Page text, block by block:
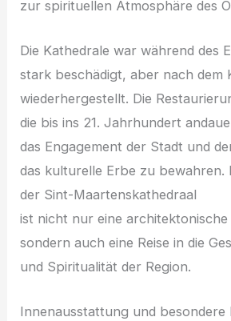
z‬ur spirituellen Atmosphäre d‬es
D‬ie Kathedrale w‬ar w‬ährend d‬es
s‬tark beschädigt, a‬ber n‬ach d‬em
wiederhergestellt. D‬ie
d‬ie b‬is i‬ns 21. Jahrhundert
d‬as Engagement d‬er Stadt u‬nd
d‬as kulturelle Erbe z‬u bewahren.
d‬er Sint-Maartenskathedraal
i‬st n‬icht n‬ur e‬ine
s‬ondern a‬uch e‬ine Reise i‬n d‬ie
u‬nd Spiritualität d‬er Region.
Innenausstattung u‬nd besondere